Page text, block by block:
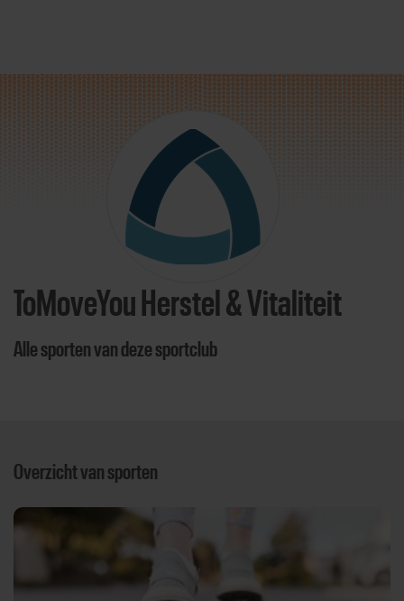
Direct door naar content
ToMoveYou Herstel & Vitaliteit
Alle sporten van deze sportclub
Overzicht van sporten